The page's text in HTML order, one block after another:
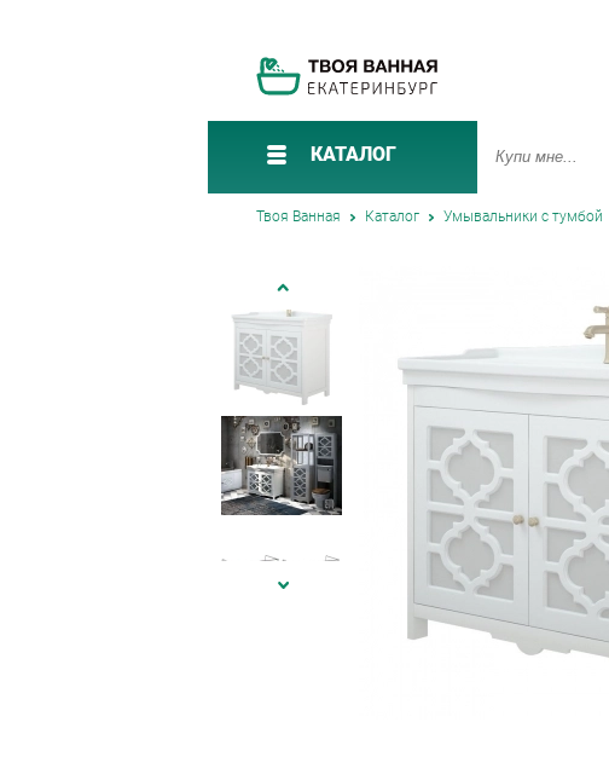
КАТАЛОГ
Твоя Ванная Каталог Умывальники с тумбой